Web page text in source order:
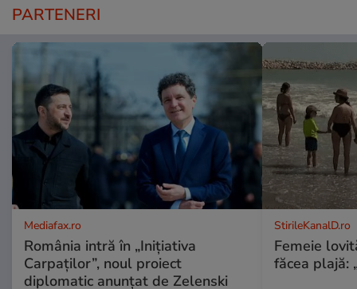
PARTENERI
Mediafax.ro
România intră în „Inițiativa
Carpaților”, noul proiect
diplomatic anunțat de Zelenski
StirileKanalD.ro
Femeie
făcea plajă: